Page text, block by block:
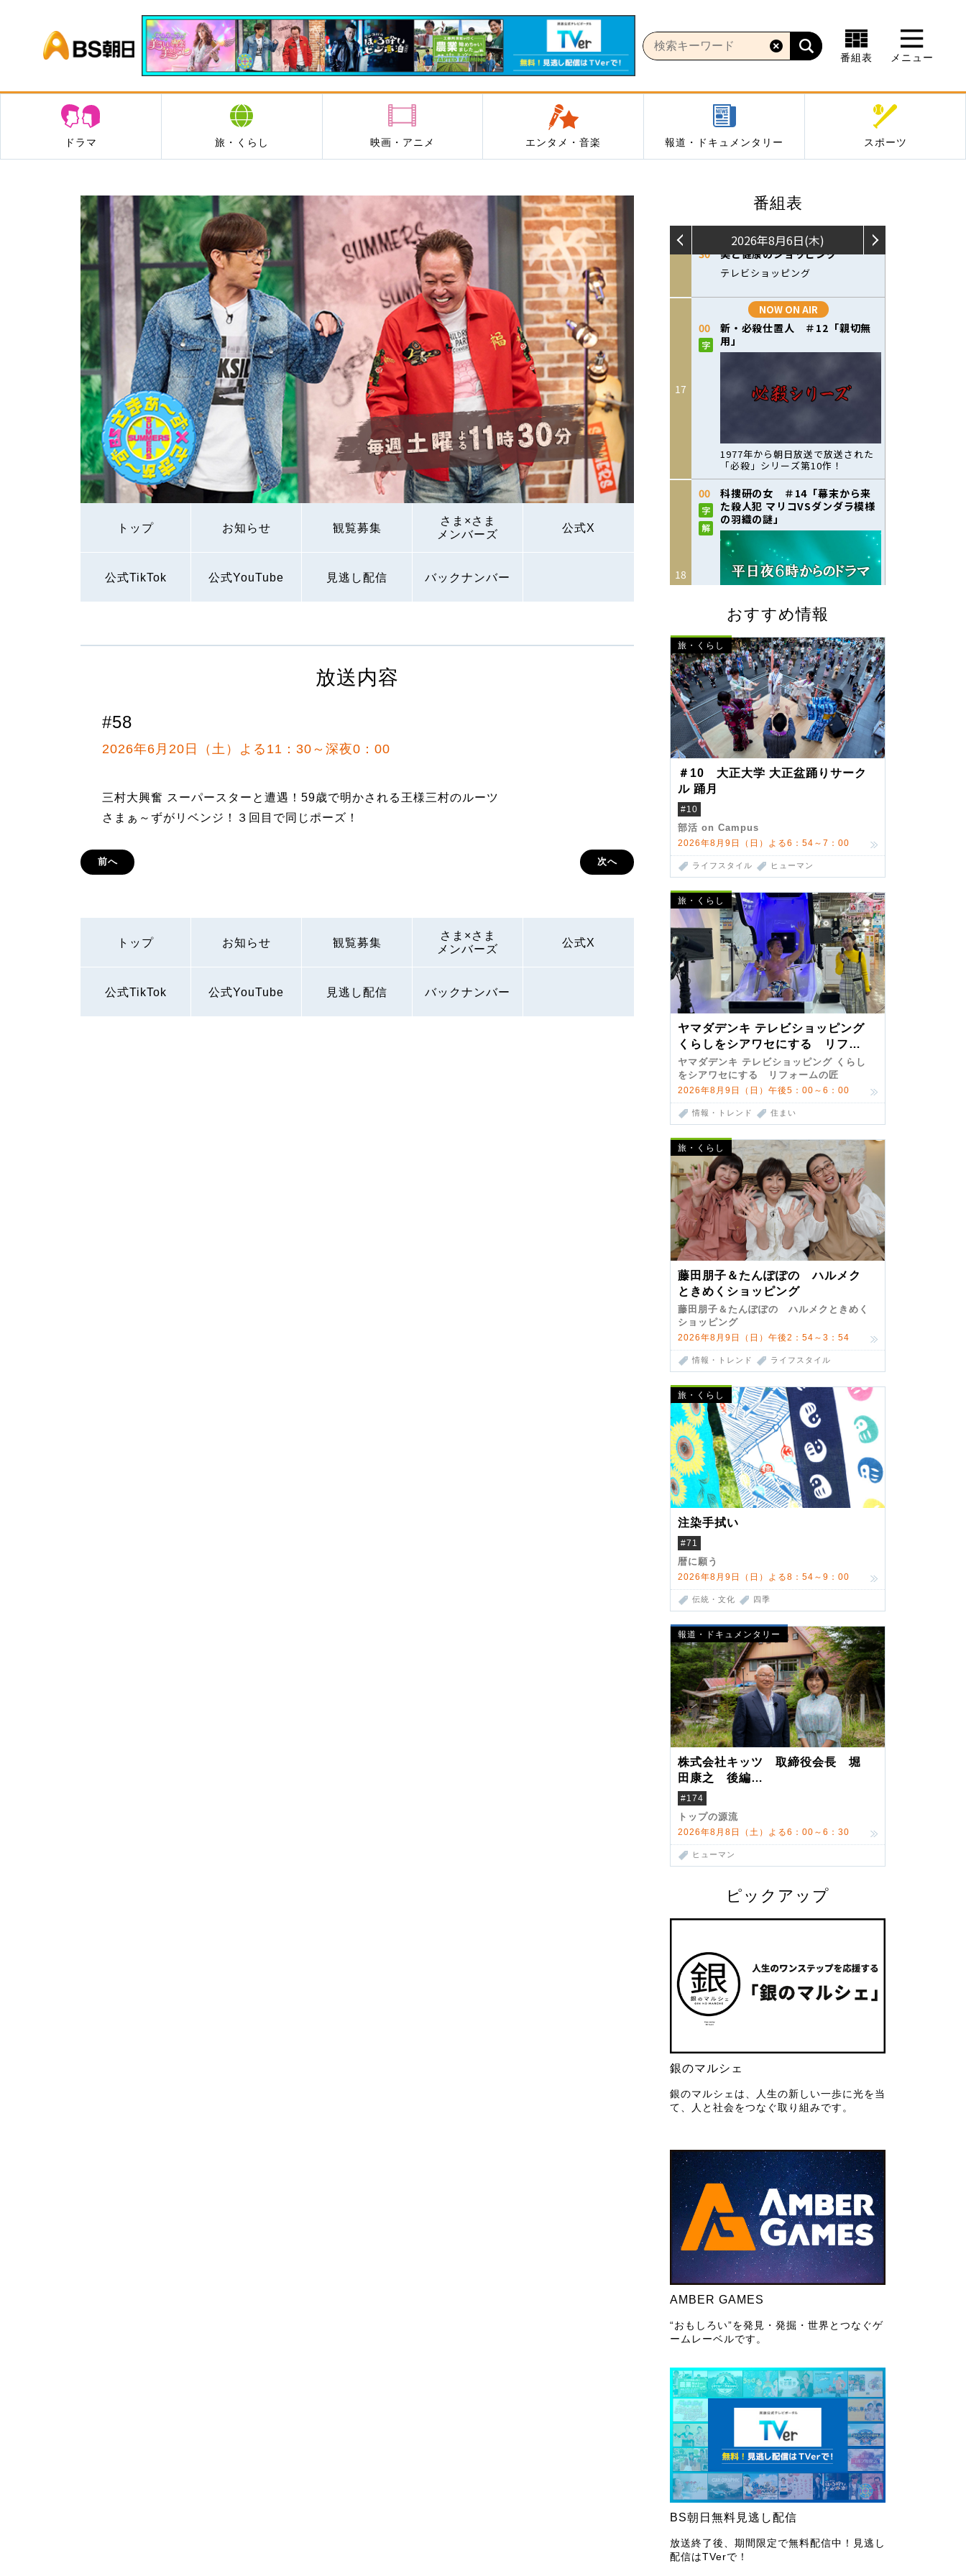
BS朝日
番組表 メニュー
ドラマ 旅・くらし 映画・アニメ エンタメ・音楽 報道・ドキュメンタリー スポーツ
トップ お知らせ 観覧募集
さま×さま
メンバーズ
公式X
公式TikTok 公式YouTube 見逃し配信 バックナンバー
番組表
おすすめ情報
旅・くらし
＃10 大正大学 大正盆踊りサーク
ル 踊月
#10
部活 on Campus
2026年8月9日（日）よる6：54～7：00
ライフスタイル ヒューマン
旅・くらし
ヤマダデンキ テレビショッピング
くらしをシアワセにする リフォ
ームの匠 第7弾
ヤマダデンキ テレビショッピング くらし
をシアワセにする リフォームの匠
2026年8月9日（日）午後5：00～6：00
情報・トレンド 住まい
旅・くらし
藤田朋子＆たんぽぽの ハルメク
ときめくショッピング
藤田朋子＆たんぽぽの ハルメクときめく
ショッピング
2026年8月9日（日）午後2：54～3：54
情報・トレンド ライフスタイル
旅・くらし
注染手拭い
#71
暦に願う
2026年8月9日（日）よる8：54～9：00
伝統・文化 四季
報道・ドキュメンタリー
株式会社キッツ 取締役会長 堀
田康之 後編
米国駐在でも浮かんだ八ヶ岳 山
小屋を営んだ父母
#174
トップの源流
2026年8月8日（土）よる6：00～6：30
ヒューマン
ピックアップ
銀のマルシェ
銀のマルシェは、人生の新しい一歩に光を当
て、人と社会をつなぐ取り組みです。
AMBER GAMES
“おもしろい”を発見・発掘・世界とつなぐゲ
ームレーベルです。
BS朝日無料見逃し配信
放送終了後、期間限定で無料配信中！見逃し
配信はTVerで！
放送内容
#58
2026年6月20日（土）よる11：30～深夜0：00
三村大興奮 スーパースターと遭遇！59歳で明かされる王様三村のルーツ
さまぁ～ずがリベンジ！３回目で同じポーズ！
前へ 次へ
トップ お知らせ 観覧募集
さま×さま
メンバーズ
公式X
公式TikTok 公式YouTube 見逃し配信 バックナンバー